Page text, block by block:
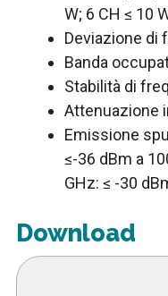
W; 6 CH ≤ 10
Deviazione di
Banda
Stabilità di
Attenuazione
Emissione
≤-36 dBm a
GHz: ≤ -30
Download